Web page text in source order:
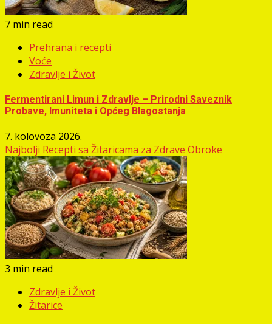
7 min read
Prehrana i recepti
Voće
Zdravlje i Život
Fermentirani Limun i Zdravlje – Prirodni Saveznik
Probave, Imuniteta i Općeg Blagostanja
7. kolovoza 2026.
Najbolji Recepti sa Žitaricama za Zdrave Obroke
3 min read
Zdravlje i Život
Žitarice